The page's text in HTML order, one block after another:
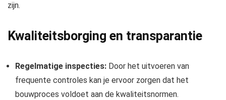
zijn.
Kwaliteitsborging en transparantie
Regelmatige inspecties: Door het uitvoeren van
frequente controles kan je ervoor zorgen dat het
bouwproces voldoet aan de kwaliteitsnormen.